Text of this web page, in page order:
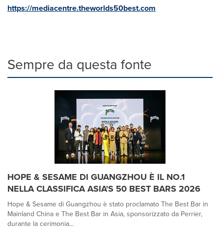
https://mediacentre.theworlds50best.com
Sempre da questa fonte
HOPE & SESAME DI GUANGZHOU È IL NO.1
NELLA CLASSIFICA ASIA'S 50 BEST BARS 2026
Hope & Sesame di Guangzhou è stato proclamato The Best Bar in
Mainland China e The Best Bar in Asia, sponsorizzato da Perrier,
durante la cerimonia...